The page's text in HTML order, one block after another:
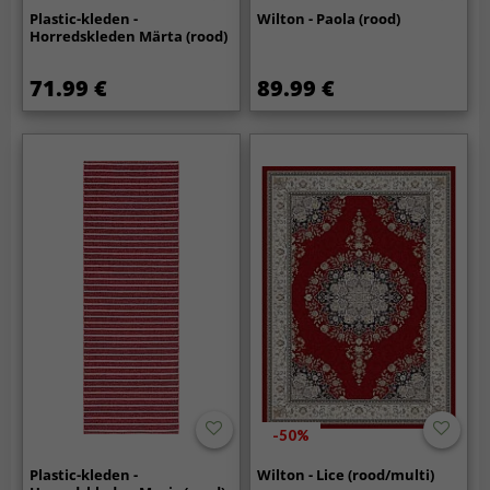
Plastic-kleden -
Horredskleden Märta (rood)
71.99 €
Wilton - Paola (rood)
89.99 €
Plastic-kleden -
-50%
Wilton - Lice (rood/multi)